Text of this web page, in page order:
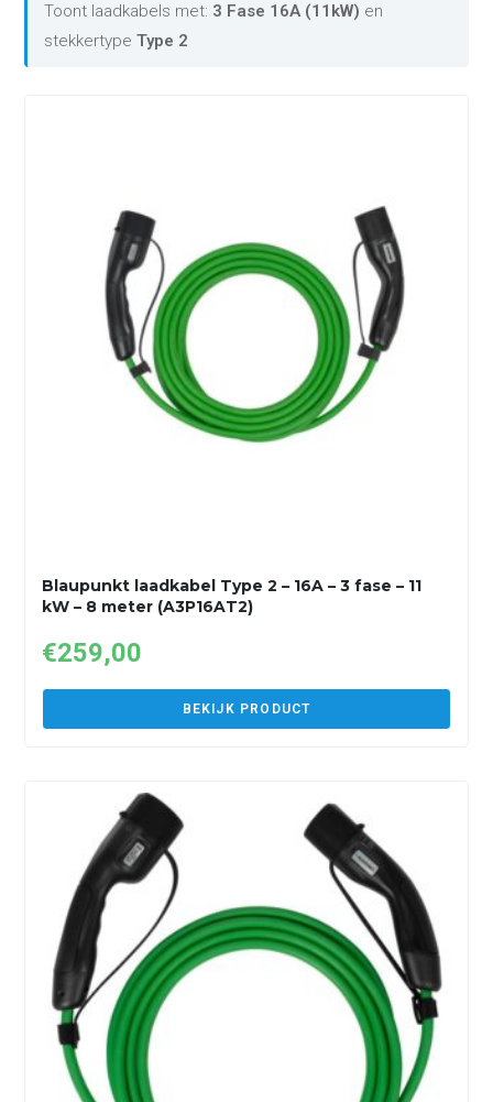
Toont laadkabels met: 3 Fase 16A (11kW) en
stekkertypeType 2
Blaupunkt laadkabel Type 2 – 16A – 3 fase – 11
kW – 8 meter (A3P16AT2)
€259,00
BEKIJK PRODUCT